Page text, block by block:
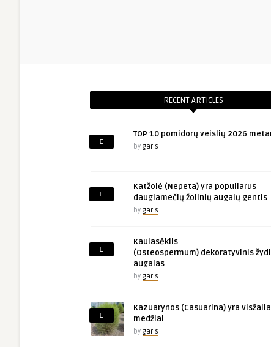
RECENT ARTICLES
TOP 10 pomidorų veislių 2026
by garis
Katžolė (Nepeta) yra populiarus
daugiamečių žolinių augalų gentis
by garis
Kaulasėklis
(Osteospermum) dekoratyvinis
augalas
by garis
Kazuarynos (Casuarina) yra
medžiai
by garis